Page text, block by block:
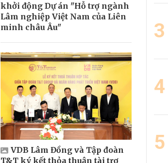
khởi động Dự án "Hỗ trợ ngành
Lâm nghiệp Việt Nam của Liên
minh châu Âu"
VDB Lâm Đồng và Tập đoàn
T&T ký kết thỏa thuận tài trợ
3
4
5